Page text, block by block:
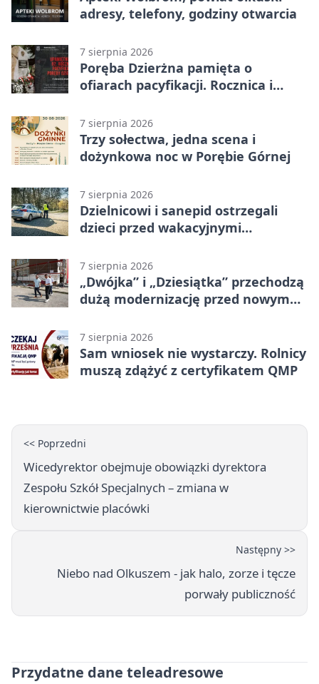
adresy, telefony, godziny otwarcia
7 sierpnia 2026
Poręba Dzierżna pamięta o
ofiarach pacyfikacji. Rocznica i
7 sierpnia 2026
Trzy sołectwa, jedna scena i
dożynkowa noc w Porębie Górnej
7 sierpnia 2026
Dzielnicowi i sanepid ostrzegali
dzieci przed wakacyjnymi
7 sierpnia 2026
„Dwójka” i „Dziesiątka” przechodzą
dużą modernizację przed nowym
7 sierpnia 2026
Sam wniosek nie wystarczy. Rolnicy
muszą zdążyć z certyfikatem QMP
<< Poprzedni
Wicedyrektor obejmuje obowiązki dyrektora
Zespołu Szkół Specjalnych – zmiana w
kierownictwie placówki
Następny >>
Niebo nad Olkuszem - jak halo, zorze i tęcze
porwały publiczność
Przydatne dane teleadresowe